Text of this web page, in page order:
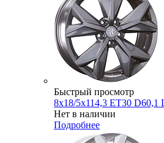
Быстрый просмотр
8x18/5x114,3 ET30 D60,1
Нет в наличии
Подробнее